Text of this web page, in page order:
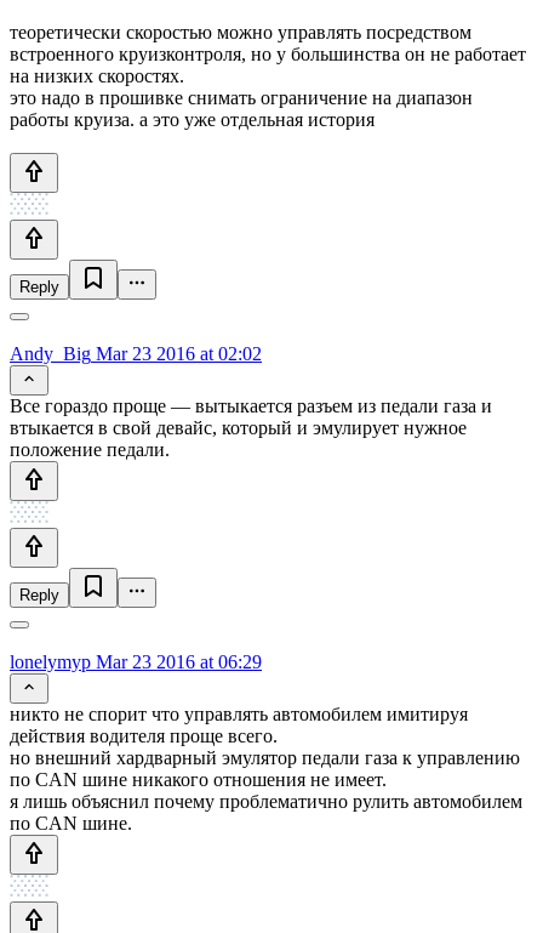
теоретически скоростью можно управлять посредством
встроенного круизконтроля, но у большинства он не работает
на низких скоростях.
это надо в прошивке снимать ограничение на диапазон
работы круиза. а это уже отдельная история
Reply
Andy_Big Mar 23 2016 at 02:02
Все гораздо проще — вытыкается разъем из педали газа и
втыкается в свой девайс, который и эмулирует нужное
положение педали.
Reply
lonelymyp Mar 23 2016 at 06:29
никто не спорит что управлять автомобилем имитируя
действия водителя проще всего.
но внешний хардварный эмулятор педали газа к управлению
по CAN шине никакого отношения не имеет.
я лишь объяснил почему проблематично рулить автомобилем
по CAN шине.